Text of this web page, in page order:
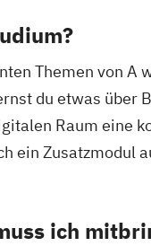
Themen von
du etwas über
Raum eine
ein Zusatzmodul
ich